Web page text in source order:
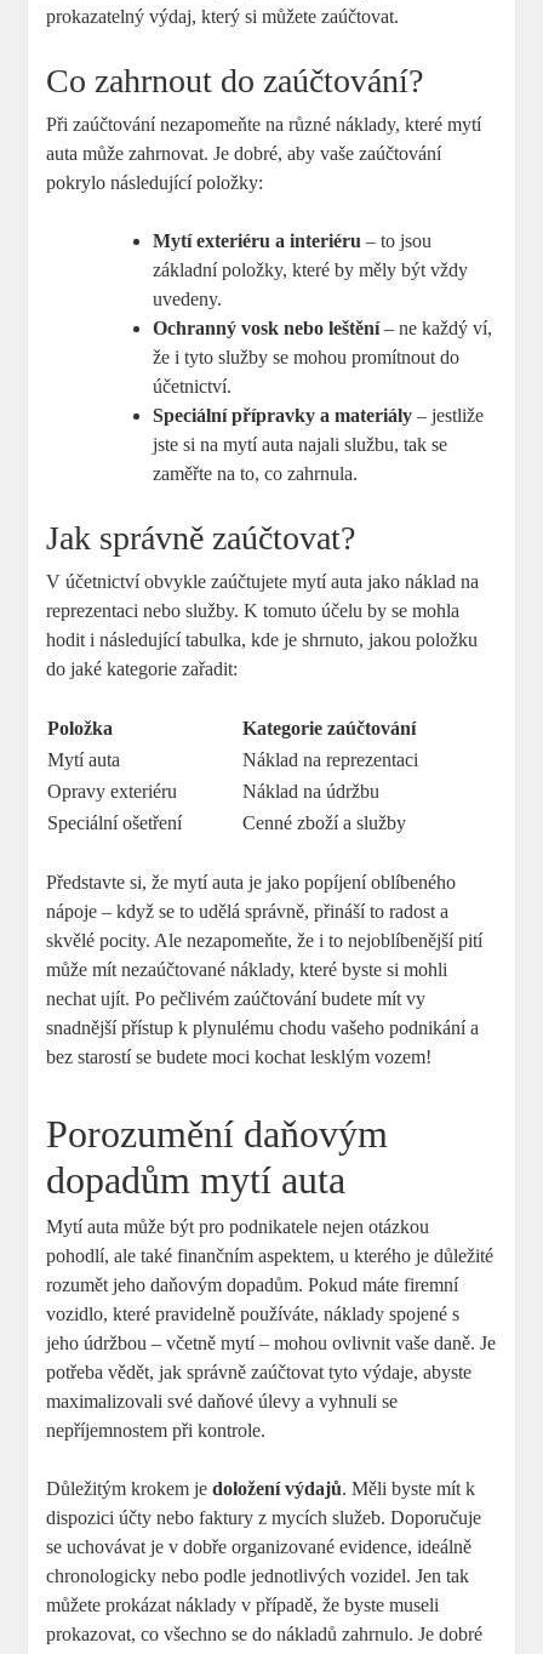
prokazatelný výdaj, který si můžete zaúčtovat.
Co zahrnout do zaúčtování?
Při zaúčtování nezapomeňte na různé náklady, které mytí
auta může zahrnovat. Je dobré, aby vaše zaúčtování
pokrylo následující položky:
Mytí exteriéru a interiéru – to jsou
základní položky, které by měly být vždy
uvedeny.
Ochranný vosk nebo leštění– ne každý ví,
že i tyto služby se mohou promítnout do
účetnictví.
Speciální přípravky a materiály – jestliže
jste si na mytí auta najali službu, tak se
zaměřte na to, co zahrnula.
Jak správně zaúčtovat?
V účetnictví obvykle zaúčtujete mytí auta jako náklad na
reprezentaci nebo služby. K tomuto účelu by se mohla
hodit i následující tabulka, kde je shrnuto, jakou položku
do jaké kategorie zařadit:
Položka
Kategorie zaúčtování
Mytí auta
Náklad na reprezentaci
Opravy exteriéru
Náklad na údržbu
Speciální ošetření
Cenné zboží a služby
Představte si, že mytí auta je jako popíjení oblíbeného
nápoje – když se to udělá správně, přináší to radost a
skvělé pocity. Ale nezapomeňte, že i to nejoblíbenější pití
může mít nezaúčtované náklady, které byste si mohli
nechat ujít. Po pečlivém zaúčtování budete mít vy
snadnější přístup k plynulému chodu vašeho podnikání a
bez starostí se budete moci kochat lesklým vozem!
Porozumění daňovým
dopadům mytí auta
Mytí auta může být pro podnikatele nejen otázkou
pohodlí, ale také finančním aspektem, u kterého je důležité
rozumět jeho daňovým dopadům. Pokud máte firemní
vozidlo, které pravidelně používáte, náklady spojené s
jeho údržbou – včetně mytí – mohou ovlivnit vaše daně. Je
potřeba vědět, jak správně zaúčtovat tyto výdaje, abyste
maximalizovali své daňové úlevy a vyhnuli se
nepříjemnostem při kontrole.
Důležitým krokem jedoložení výdajů. Měli byste mít k
dispozici účty nebo faktury z mycích služeb. Doporučuje
se uchovávat je v dobře organizované evidence, ideálně
chronologicky nebo podle jednotlivých vozidel. Jen tak
můžete prokázat náklady v případě, že byste museli
prokazovat, co všechno se do nákladů zahrnulo. Je dobré